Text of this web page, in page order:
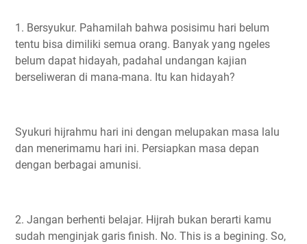
1. Bersyukur. Pahamilah bahwa posisimu hari belum
tentu bisa dimiliki semua orang. Banyak yang ngeles
belum dapat hidayah, padahal undangan kajian
berseliweran di mana-mana. Itu kan hidayah?
Syukuri hijrahmu hari ini dengan melupakan masa lalu
dan menerimamu hari ini. Persiapkan masa depan
dengan berbagai amunisi.
2. Jangan berhenti belajar. Hijrah bukan berarti kamu
sudah menginjak garis finish. No. This is a begining. So,